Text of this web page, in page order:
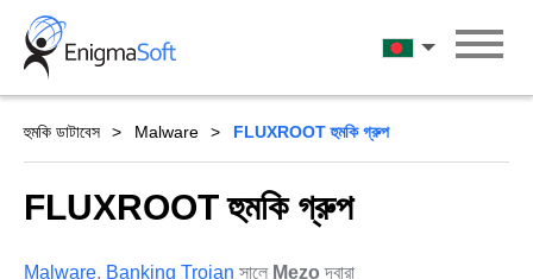
Skip
content
বাংলা
হুমকি ডাটাবেস Malware FLUXROOT হুমকি গ্রুপ
FLUXROOT হুমকি গ্রুপ
Malware, Banking Trojan সালে Mezo দ্বারা